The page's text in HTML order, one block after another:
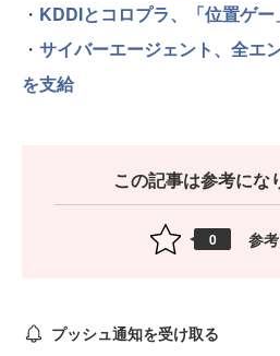
・ KDDIとコロプラ、「位置ゲ
・ サイバーエージェント、全エ
を支給
この記事は参考にな
0 参
プッシュ通知を受け取る